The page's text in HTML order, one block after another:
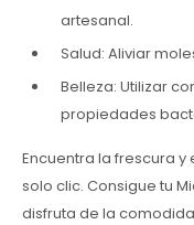
artesanal.
Salud: Aliviar
Belleza: Utilizar
propiedades
Encuentra la frescura
solo clic. Consigue tu
disfruta de la